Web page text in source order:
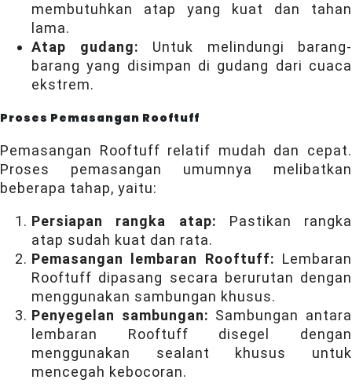
membutuhkan atap yang kuat dan tahan
lama.
Atap gudang: Untuk melindungi barang-
barang yang disimpan di gudang dari cuaca
ekstrem.
Proses Pemasangan Rooftuff
Pemasangan Rooftuff relatif mudah dan cepat.
Proses pemasangan umumnya melibatkan
beberapa tahap, yaitu:
Persiapan rangka atap: Pastikan rangka
atap sudah kuat dan rata.
Pemasangan lembaran Rooftuff: Lembaran
Rooftuff dipasang secara berurutan dengan
menggunakan sambungan khusus.
Penyegelan sambungan: Sambungan antara
lembaran Rooftuff disegel dengan
menggunakan sealant khusus untuk
mencegah kebocoran.